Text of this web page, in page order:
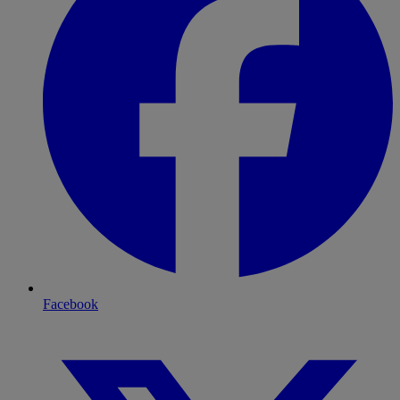
Facebook